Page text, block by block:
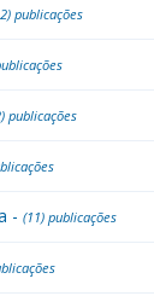
publicações
publicações
- (11) publicações